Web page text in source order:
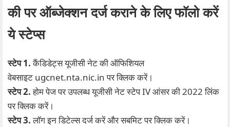
की पर ऑब्जेक्शन दर्ज कराने के लिए फॉलो करें
ये स्टेप्स
स्टेप 1.कैंडिडेट्स यूजीसी नेट की ऑफिशियल
वेबसाइट ugcnet.nta.nic.inपर क्लिक करें।
स्टेप 2.होम पेज पर उपलब्ध यूजीसी नेट स्टेप IV आंसर की 2022 लिंक
पर क्लिक करें।
स्टेप 3.लॉग इन डिटेल्स दर्ज करें और सबमिट पर क्लिक करें।